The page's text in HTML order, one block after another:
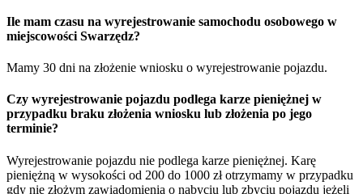
Ile mam czasu na wyrejestrowanie samochodu osobowego w
miejscowości Swarzędz?
Mamy 30 dni na złożenie wniosku o wyrejestrowanie pojazdu.
Czy wyrejestrowanie pojazdu podlega karze pieniężnej w
przypadku braku złożenia wniosku lub złożenia po jego
terminie?
Wyrejestrowanie pojazdu nie podlega karze pieniężnej. Karę
pieniężną w wysokości od 200 do 1000 zł otrzymamy w przypadku
gdy nie złożym zawiadomienia o nabyciu lub zbyciu pojazdu jeżeli